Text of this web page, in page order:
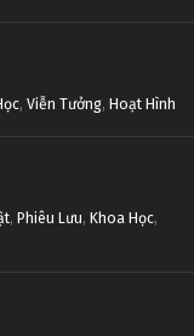
, Viễn Tưởng, Hoạt Hình
, Phiêu Lưu, Khoa Học,